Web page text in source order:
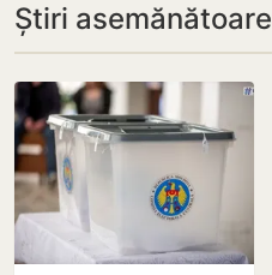
Știri asemănătoare